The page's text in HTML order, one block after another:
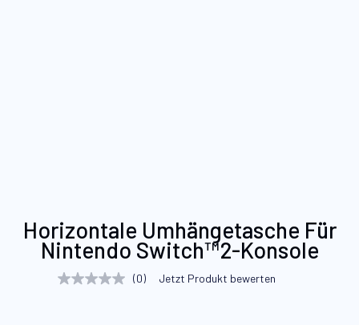
Anfang
Bildgalerie
Horizontale Umhängetasche Für
Nintendo Switch™2-Konsole
Kein (0) Jetzt Produkt bewerten